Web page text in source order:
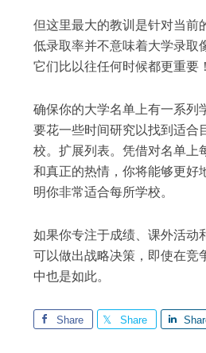
但这里最大的教训是针对当前
低录取率并不意味着大学录取
它们比以往任何时候都更重要！
确保你的大学名单上有一系列
要花一些时间研究以找到适合
校。扩展列表。凭借对名单上
和真正的热情，你将能够更好
明你非常适合每所学校。
如果你专注于成绩、课外活动
可以做出战略决策，即使在竞
中也是如此。
Share Share